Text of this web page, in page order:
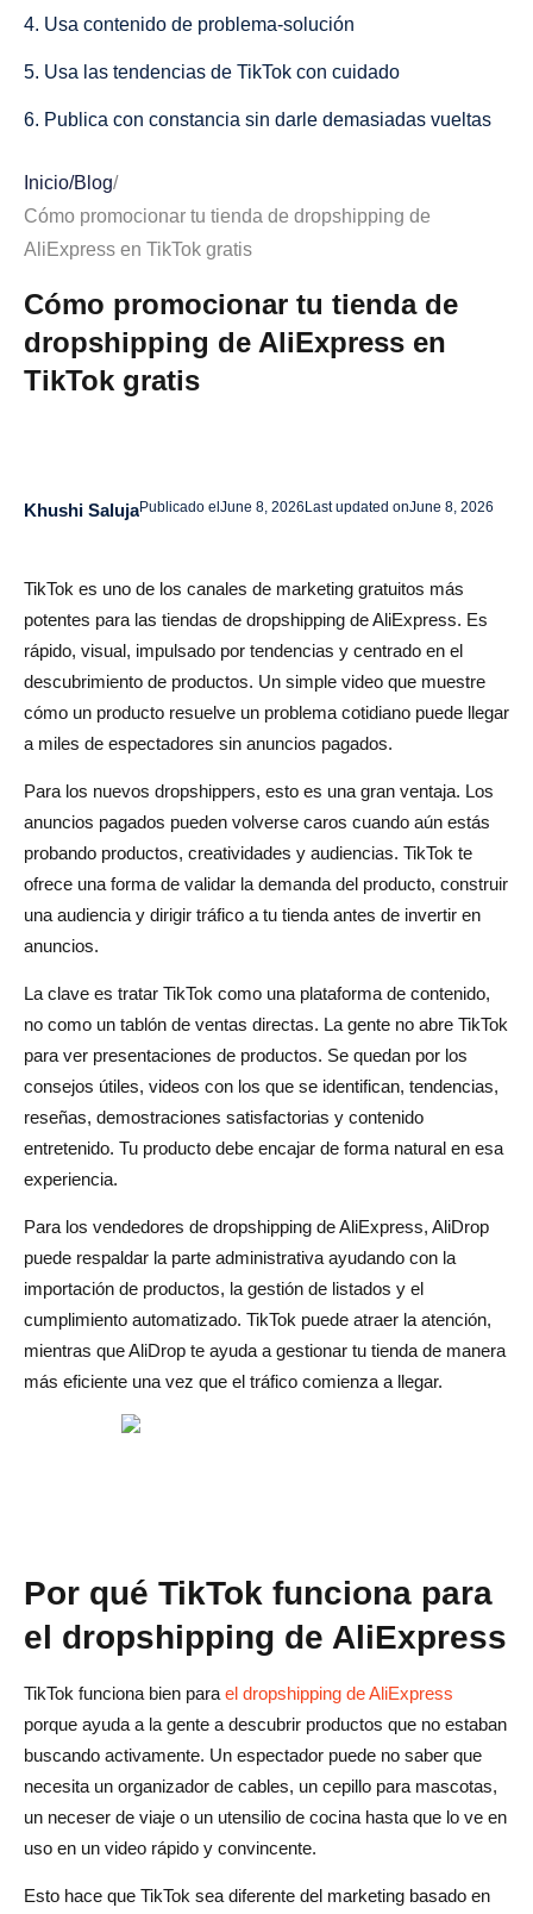
4. Usa contenido de problema-solución
5. Usa las tendencias de TikTok con cuidado
6. Publica con constancia sin darle demasiadas vueltas
8. Convierte los comentarios en nuevos videos
9. Crea videos estilo reseña
10. Crea contenido en torno a un solo nicho
11. Usa el SEO de TikTok en los subtítulos y el texto
Errores comunes de marketing en TikTok que debes
Conclusión
Preguntas frecuentes sobre cómo promocionar una
tienda de dropshipping de AliExpress en TikTok
¿Puedo promocionar mi tienda de dropshipping de
AliExpress en TikTok sin anuncios?
¿Qué tipo de contenido de TikTok funciona mejor para
los productos de AliExpress?
dropshipping?
¿Ayudan los hashtags a que los videos de dropshipping
de TikTok obtengan más vistas?
¿Cómo puede ayudar AliDrop después de que TikTok
atraiga tráfico?
Inicio/Blog/
Cómo promocionar tu tienda de dropshipping de
AliExpress en TikTok gratis
Cómo promocionar tu tienda de
dropshipping de AliExpress en
TikTok gratis
Khushi SalujaPublicado el June 8, 2026 Last updated onJune 8, 2026
TikTok es uno de los canales de marketing gratuitos más
potentes para las tiendas de dropshipping de AliExpress. Es
rápido, visual, impulsado por tendencias y centrado en el
descubrimiento de productos. Un simple video que muestre
cómo un producto resuelve un problema cotidiano puede llegar
a miles de espectadores sin anuncios pagados.
Para los nuevos dropshippers, esto es una gran ventaja. Los
anuncios pagados pueden volverse caros cuando aún estás
probando productos, creatividades y audiencias. TikTok te
ofrece una forma de validar la demanda del producto, construir
una audiencia y dirigir tráfico a tu tienda antes de invertir en
anuncios.
La clave es tratar TikTok como una plataforma de contenido,
no como un tablón de ventas directas. La gente no abre TikTok
para ver presentaciones de productos. Se quedan por los
consejos útiles, videos con los que se identifican, tendencias,
reseñas, demostraciones satisfactorias y contenido
entretenido. Tu producto debe encajar de forma natural en esa
experiencia.
Para los vendedores de dropshipping de AliExpress, AliDrop
puede respaldar la parte administrativa ayudando con la
importación de productos, la gestión de listados y el
cumplimiento automatizado. TikTok puede atraer la atención,
mientras que AliDrop te ayuda a gestionar tu tienda de manera
más eficiente una vez que el tráfico comienza a llegar.
Por qué TikTok funciona para
el dropshipping de AliExpress
TikTok funciona bien para el dropshipping de AliExpress
porque ayuda a la gente a descubrir productos que no estaban
buscando activamente. Un espectador puede no saber que
necesita un organizador de cables, un cepillo para mascotas,
un neceser de viaje o un utensilio de cocina hasta que lo ve en
uso en un video rápido y convincente.
Esto hace que TikTok sea diferente del marketing basado en